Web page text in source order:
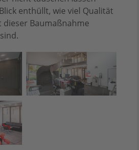
enthüllt, wie viel Qualität
Baumaßnahme